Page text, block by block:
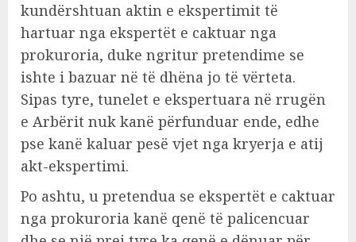
kundërshtuan aktin e ekspertimit të
hartuar nga ekspertët e caktuar nga
prokuroria, duke ngritur pretendime se
ishte i bazuar në të dhëna jo të vërteta.
Sipas tyre, tunelet e ekspertuara në rrugën
e Arbërit nuk kanë përfunduar ende, edhe
pse kanë kaluar pesë vjet nga kryerja e atij
akt-ekspertimi.
Po ashtu, u pretendua se ekspertët e caktuar
nga prokuroria kanë qenë të palicencuar